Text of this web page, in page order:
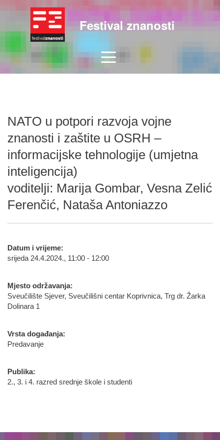
Festival znanosti
NATO u potpori razvoja vojne
znanosti i zaštite u OSRH –
informacijske tehnologije (umjetna
inteligencija)
voditelji: Marija Gombar, Vesna Zelić
Ferenčić, Nataša Antoniazzo
Datum i vrijeme:
srijeda 24.4.2024., 11:00 - 12:00
Mjesto održavanja:
Sveučilište Sjever, Sveučilišni centar Koprivnica, Trg dr. Žarka
Dolinara 1
Vrsta događanja:
Predavanje
Publika:
2., 3. i 4. razred srednje škole i studenti